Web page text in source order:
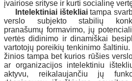
įvairiose srityse ir kurti socialinę
Intelektiniai ištekliaitampa
verslo subjekto stabilių
pranašumų formavimo, jų
vertės didinimo ir dinamiškai
vartotojų poreikių tenkinimo šaltiniu.
žinios tampa bet kurios rūšies
ar organizacijos intelektiniu
aktyvu, reikalaujančiu jų